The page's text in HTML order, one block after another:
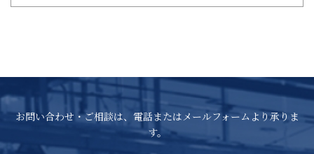
お問い合わせ・ご相談は、電話またはメールフォームより承りま
す。